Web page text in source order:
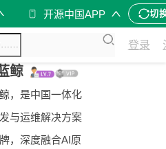
开源中国APP 切
登录
鲸
，是中国一体化
与运维解决方案
，深度融合AI原